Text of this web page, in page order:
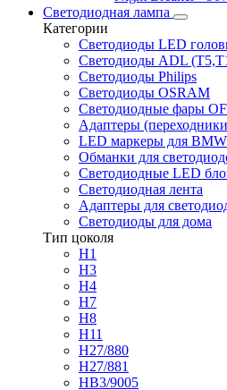
Светодиодная лампа
Категории
Светодиоды LED
Светодиоды ADL
Светодиоды Philips
Светодиоды OSRAM
Светодиодные фары
Адаптеры
LED маркеры для BMW
Обманки для
Светодиодные LED
Светодиодная лента
Адаптеры для
Светодиоды для дома
Тип цоколя
H1
H3
H4
H7
H8
H11
H27/880
H27/881
HB3/9005